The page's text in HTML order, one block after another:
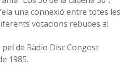
una connexió entre totes les
votacions rebudes al
de Ràdio Disc Congost
1985.